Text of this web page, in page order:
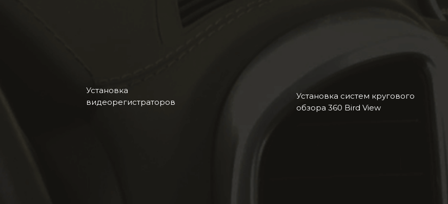
Установка cистем кругового
обзора 360 Bird View
Установка
видеорегистраторов